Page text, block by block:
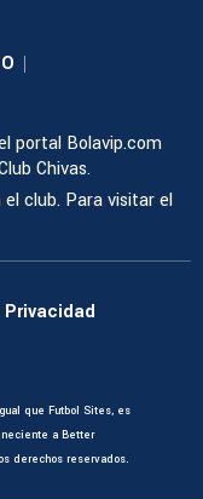
|
portal Bolavip.com
Chivas.
club. Para visitar el
que Futbol Sites, es
a Better
derechos reservados.